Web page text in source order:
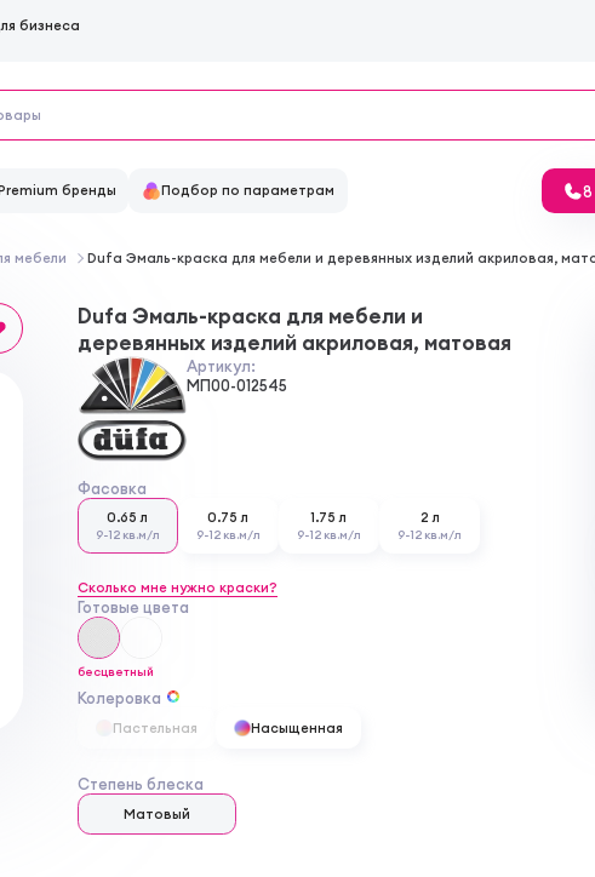
бизнеса
бренды Подбор по параметрам 8
мебели Dufa Эмаль-краска для мебели и деревянных изделий акриловая,
Dufa Эмаль-краска для мебели и
деревянных изделий акриловая, матовая
Артикул:
МП00-012545
Фасовка
0.65 л
9-12 кв.м/л
0.75 л
9-12 кв.м/л
1.75 л
9-12 кв.м/л
2 л
9-12 кв.м/л
Сколько мне нужно краски?
Готовые цвета
бесцветный
Колеровка
Пастельная Насыщенная
Степень блеска
Матовый